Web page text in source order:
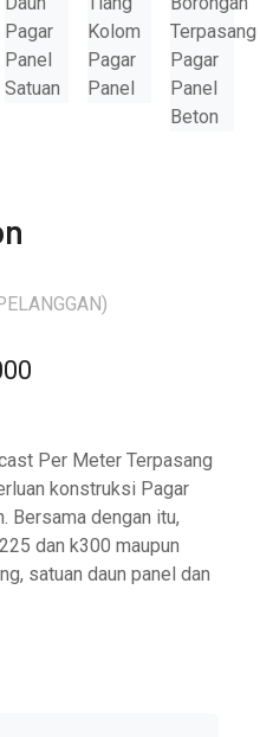
Per Meter Terpasang
konstruksi Pagar
Bersama dengan itu,
dan k300 maupun
satuan daun panel dan